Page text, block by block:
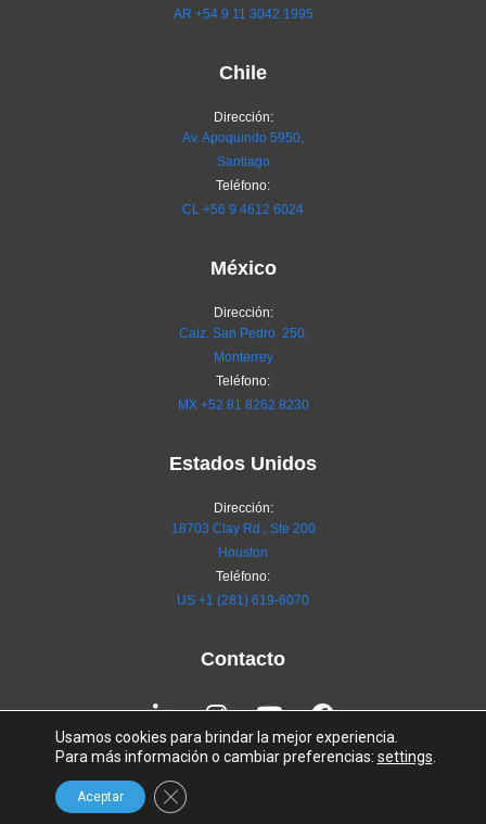
AR +54 9 11 3042 1995
Chile
Dirección:
Av. Apoquindo 5950,
Santiago
Teléfono:
CL +56 9 4612 6024
México
Dirección:
Calz. San Pedro 250,
Monterrey
Teléfono:
MX +52 81 8262 8230
Estados Unidos
Dirección:
18703 Clay Rd., Ste 200
Houston
Teléfono:
US +1 (281) 619-6070
Contacto
Linkedin-
Instagram
YoutubeFacebook
Terms of Service
Usamos cookies para brindar la mejor experiencia.
Para más información o cambiar preferencias: settings
Aceptar Close GDPR Cookie Banner